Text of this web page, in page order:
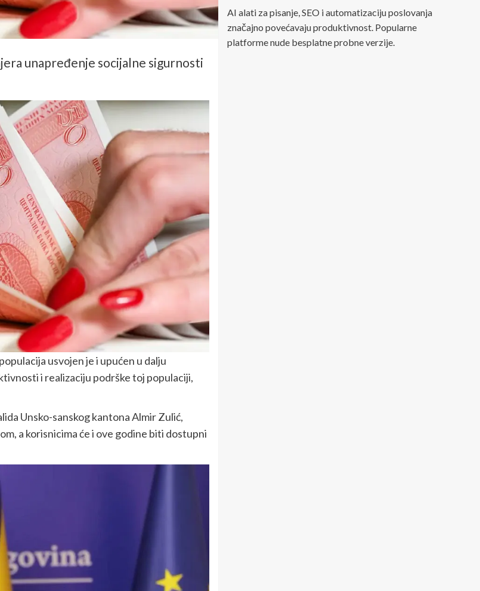
unapređenje socijalne sigurnosti
usvojen je i upućen u dalju
i realizaciju podrške toj populaciji,
Unsko-sanskog kantona Almir Zulić,
a korisnicima će i ove godine biti dostupni
AI alati za pisanje, SEO i automatizaciju poslovanja
značajno povećavaju produktivnost. Popularne
platforme nude besplatne probne verzije.